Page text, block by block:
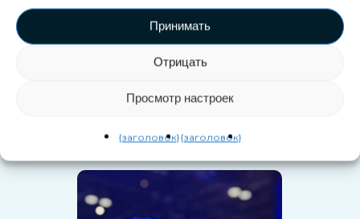
Принимать
Отрицать
Просмотр настроек
{заголовок}{заголовок}
Реальные
взаимодействия